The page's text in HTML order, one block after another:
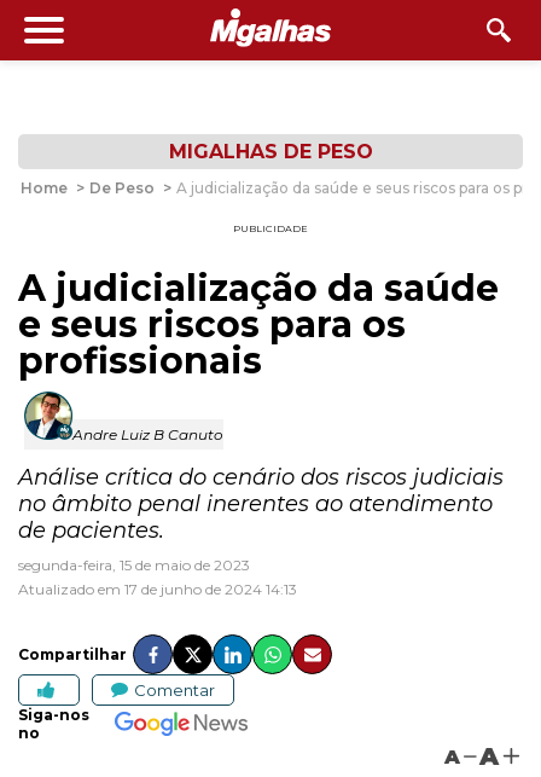
MIGALHAS DE PESO
Home > De Peso > A judicialização da saúde e seus riscos para os
PUBLICIDADE
A judicialização da saúde
e seus riscos para os
profissionais
Andre Luiz B Canuto
Análise crítica do cenário dos riscos judiciais
no âmbito penal inerentes ao atendimento
de pacientes.
segunda-feira, 15 de maio de 2023
Atualizado em 17 de junho de 2024 14:13
Compartilhar
Comentar
Siga-nos
no
A A